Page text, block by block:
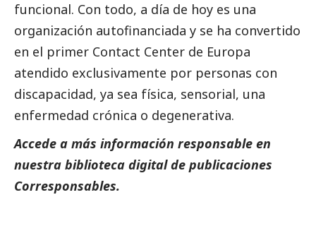
funcional. Con todo, a día de hoy es una
organización autofinanciada y se ha convertido
en el primer Contact Center de Europa
atendido exclusivamente por personas con
discapacidad, ya sea física, sensorial, una
enfermedad crónica o degenerativa.
Accede a más información responsable en
nuestra biblioteca digital de publicaciones
Corresponsables.